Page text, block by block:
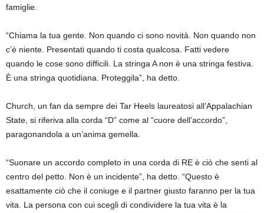
famiglie.
“Chiama la tua gente. Non quando ci sono novità. Non quando non
c’è niente. Presentati quando ti costa qualcosa. Fatti vedere
quando le cose sono difficili. La stringa A non è una stringa festiva.
È una stringa quotidiana. Proteggila”, ha detto.
Church, un fan da sempre dei Tar Heels laureatosi all’Appalachian
State, si riferiva alla corda “D” come al “cuore dell’accordo”,
paragonandola a un’anima gemella.
“Suonare un accordo completo in una corda di RE è ciò che senti al
centro del petto. Non è un incidente”, ha detto. “Questo è
esattamente ciò che il coniuge e il partner giusto faranno per la tua
vita. La persona con cui scegli di condividere la tua vita è la